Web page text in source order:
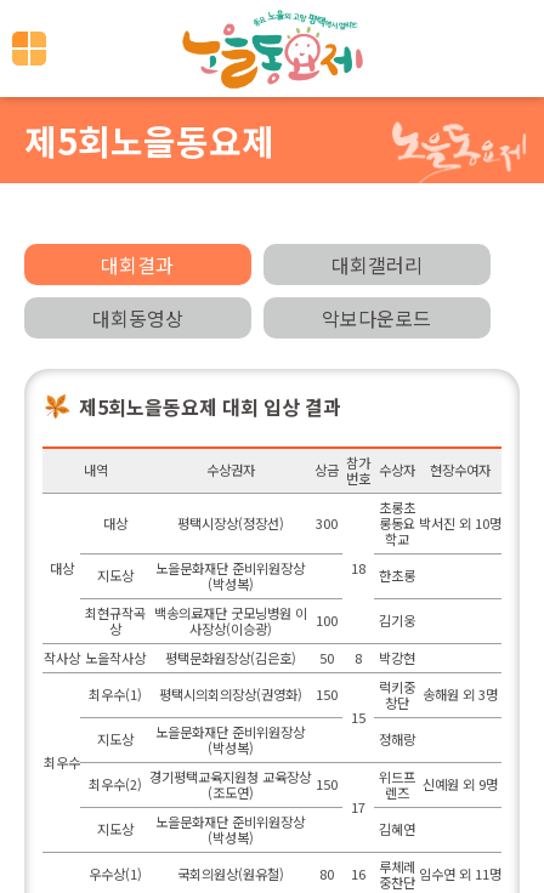
제5회노을동요제
대회결과
대회갤러리
대회동영상
악보다운로드
제5회노을동요제 대회 입상 결과
내역 수상권자 상금 참가
번호 수상자 현장수여자
대상
대상 평택시장상(정장선) 300
18
초롱초
롱동요
학교
박서진 외 10명
지도상
노을문화재단 준비위원장상
(박성복)
한초롱
최현규작곡
상
백송의료재단 굿모닝병원 이
사장상(이승광)
100
김기웅
작사상 노을작사상 평택문화원장상(김은호) 50 8 박강현
최우수
최우수(1) 평택시의회의장상(권영화)
150
15
럭키중
창단
송해원 외 3명
지도상
노을문화재단 준비위원장상
(박성복)
정해랑
최우수(2) 경기평택교육지원청 교육장상
(조도연)
150
17
위드프
렌즈
신예원 외 9명
지도상
노을문화재단 준비위원장상
(박성복)
김혜연
우수상(1) 국회의원상(원유철) 80 16
루체레
중찬단 임수연 외 11명